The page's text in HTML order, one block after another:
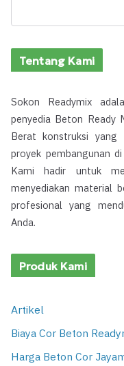
Tentang Kami
Sokon Readymix
penyedia Beton Ready
Berat konstruksi yang
proyek pembangunan
Kami hadir untuk
menyediakan material
profesional yang
Anda.
Produk Kami
Artikel
Biaya Cor Beton
Harga Beton Cor